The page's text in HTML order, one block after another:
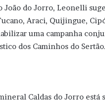
João do Jorro, Leonelli
Araci, Quijingue,
uma campanha
dos Caminhos do Sertão.
Caldas do Jorro está